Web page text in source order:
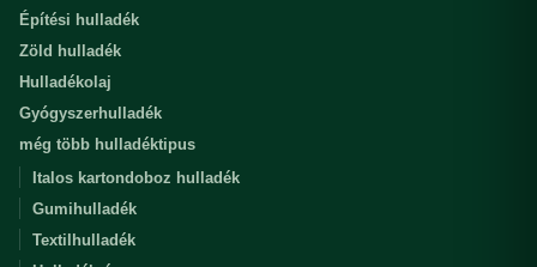
Építési hulladék
Zöld hulladék
Hulladékolaj
Gyógyszerhulladék
még több hulladéktipus
Italos kartondoboz hulladék
Gumihulladék
Textilhulladék